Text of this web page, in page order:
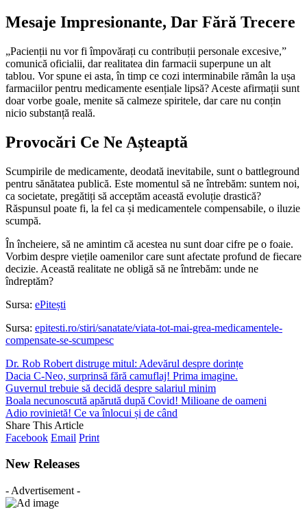
Mesaje Impresionante, Dar Fără Trecere
„Pacienții nu vor fi împovărați cu contribuții personale excesive,”
comunică oficialii, dar realitatea din farmacii superpune un alt
tablou. Vor spune ei asta, în timp ce cozi interminabile rămân la ușa
farmaciilor pentru medicamente esențiale lipsă? Aceste afirmații sunt
doar vorbe goale, menite să calmeze spiritele, dar care nu conțin
nicio substanță reală.
Provocări Ce Ne Așteaptă
Scumpirile de medicamente, deodată inevitabile, sunt o battleground
pentru sănătatea publică. Este momentul să ne întrebăm: suntem noi,
ca societate, pregătiți să acceptăm această evoluție drastică?
Răspunsul poate fi, la fel ca și medicamentele compensabile, o iluzie
scumpă.
În încheiere, să ne amintim că acestea nu sunt doar cifre pe o foaie.
Vorbim despre viețile oamenilor care sunt afectate profund de fiecare
decizie. Această realitate ne obligă să ne întrebăm: unde ne
îndreptăm?
Sursa: ePitești
Sursa: epitesti.ro/stiri/sanatate/viata-tot-mai-grea-medicamentele-
compensate-se-scumpesc
Dr. Rob Robert distruge mitul: Adevărul despre dorințe
Dacia C-Neo, surprinsă fără camuflaj! Prima imagine.
Guvernul trebuie să decidă despre salariul minim
Boala necunoscută apărută după Covid! Milioane de oameni
Adio rovinietă! Ce va înlocui și de când
Share This Article
Facebook Email Print
New Releases
- Advertisement -